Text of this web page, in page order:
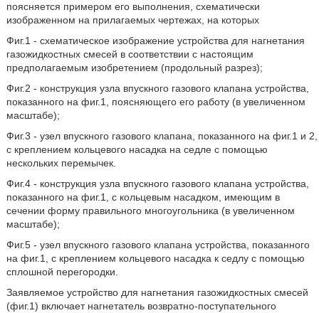
поясняется примером его выполнения, схематически
изображенном на прилагаемых чертежах, на которых
Фиг.1 - схематическое изображение устройства для нагнетания
газожидкостных смесей в соответствии с настоящим
предполагаемым изобретением (продольный разрез);
Фиг.2 - конструкция узла впускного газового клапана устройства,
показанного на фиг.1, поясняющего его работу (в увеличенном
масштабе);
Фиг.3 - узел впускного газового клапана, показанного на фиг.1 и 2,
с креплением кольцевого насадка на седле с помощью
нескольких перемычек.
Фиг.4 - конструкция узла впускного газового клапана устройства,
показанного на фиг.1, с кольцевым насадком, имеющим в
сечении форму правильного многоугольника (в увеличенном
масштабе);
Фиг.5 - узел впускного газового клапана устройства, показанного
на фиг.1, с креплением кольцевого насадка к седлу с помощью
сплошной перегородки.
Заявляемое устройство для нагнетания газожидкостных смесей
(фиг.1) включает нагнетатель возвратно-поступательного